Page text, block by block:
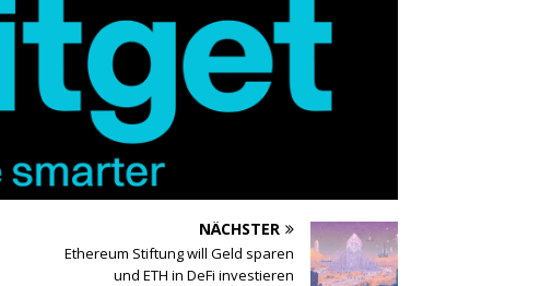
NÄCHSTER
Ethereum Stiftung will Geld sparen
und ETH in DeFi investieren